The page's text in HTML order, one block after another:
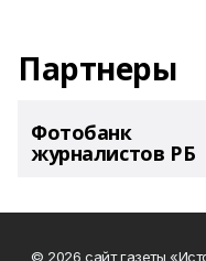
Партнеры
Фотобанк
журналистов РБ
© 2026 сайт газеты